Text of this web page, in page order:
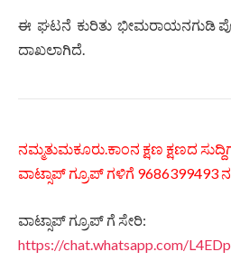
ಈ ಘಟನೆ ಕುರಿತು ಭೀಮರಾಯನಗುಡಿ
ದಾಖಲಾಗಿದೆ.
ನಮ್ಮತುಮಕೂರು.ಕಾಂನ ಕ್ಷಣ ಕ್ಷಣದ
ವಾಟ್ಸಾಪ್ ಗ್ರೂಪ್ ಗಳಿಗೆ 9686399493
ವಾಟ್ಸಾಪ್ ಗ್ರೂಪ್ ಗೆ ಸೇರಿ:
https://chat.whatsapp.com/